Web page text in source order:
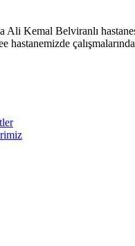
Ali Kemal Belviranlı
hastanemizde